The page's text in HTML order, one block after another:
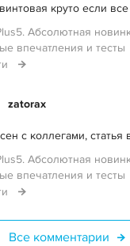
круто если все
Абсолютная
впечатления и тесты
zatorax
с коллегами, статья
Абсолютная
впечатления и тесты
Все комментарии